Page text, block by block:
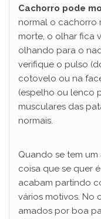
Cachorro pode
normal o cachorro
morte, o olhar fica
olhando para o
verifique o pulso
cotovelo ou na
(espelho ou lenco
musculares das
normais.
Quando se tem
coisa que se quer
acabam partindo
vários motivos. No
amados por boa